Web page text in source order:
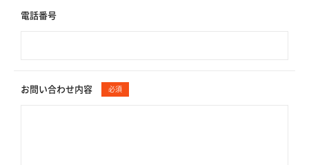
電話番号
お問い合わせ内容 必須